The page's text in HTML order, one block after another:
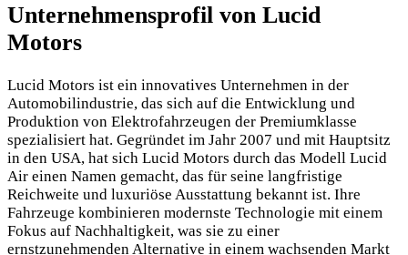
Unternehmensprofil von Lucid
Motors
Lucid Motors ist ein innovatives Unternehmen in der
Automobilindustrie, das sich auf die Entwicklung und
Produktion von Elektrofahrzeugen der Premiumklasse
spezialisiert hat. Gegründet im Jahr 2007 und mit Hauptsitz
in den USA, hat sich Lucid Motors durch das Modell Lucid
Air einen Namen gemacht, das für seine langfristige
Reichweite und luxuriöse Ausstattung bekannt ist. Ihre
Fahrzeuge kombinieren modernste Technologie mit einem
Fokus auf Nachhaltigkeit, was sie zu einer
ernstzunehmenden Alternative in einem wachsenden Markt